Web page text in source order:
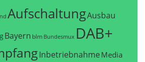
AufschaltungAusbau
Bayern blm Bundesmux DAB+
Inbetriebnahme Media